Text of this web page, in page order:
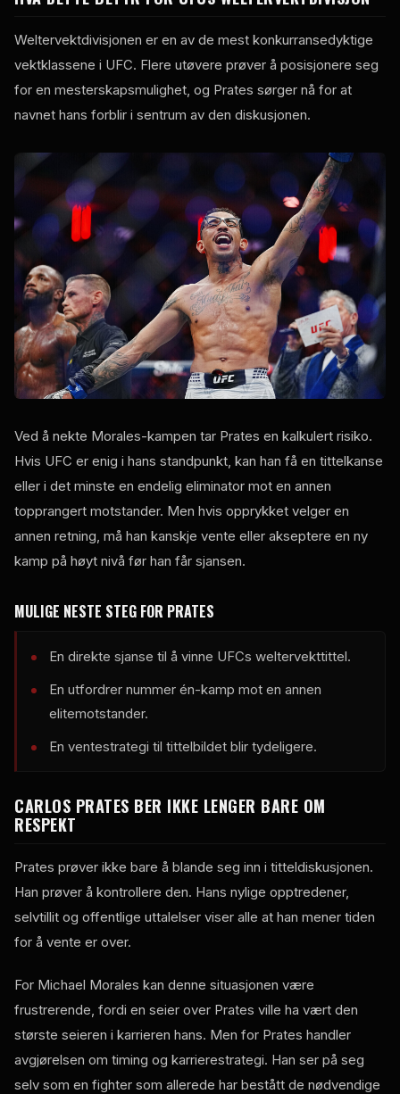
Weltervektdivisjonen er en av de mest konkurransedyktige
vektklassene i UFC. Flere utøvere prøver å posisjonere seg
for en mesterskapsmulighet, og Prates sørger nå for at
navnet hans forblir i sentrum av den diskusjonen.
Ved å nekte Morales-kampen tar Prates en kalkulert risiko.
Hvis UFC er enig i hans standpunkt, kan han få en tittelkanse
eller i det minste en endelig eliminator mot en annen
topprangert motstander. Men hvis opprykket velger en
annen retning, må han kanskje vente eller akseptere en ny
kamp på høyt nivå før han får sjansen.
MULIGE NESTE STEG FOR PRATES
En direkte sjanse til å vinne UFCs weltervekttittel.
En utfordrer nummer én-kamp mot en annen
elitemotstander.
En ventestrategi til tittelbildet blir tydeligere.
CARLOS PRATES BER IKKE LENGER BARE OM
RESPEKT
Prates prøver ikke bare å blande seg inn i titteldiskusjonen.
Han prøver å kontrollere den. Hans nylige opptredener,
selvtillit og offentlige uttalelser viser alle at han mener tiden
for å vente er over.
For Michael Morales kan denne situasjonen være
frustrerende, fordi en seier over Prates ville ha vært den
største seieren i karrieren hans. Men for Prates handler
avgjørelsen om timing og karrierestrategi. Han ser på seg
selv som en fighter som allerede har bestått de nødvendige